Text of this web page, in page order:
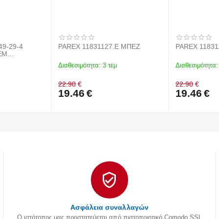
29-4
PAREX 11831127.E ΜΠΕΖ
Διαθεσιμότητα: 3 τεμ
22.90 €
19.46 €
PAREX
Διαθεσιμότητα:
22.90 €
19.46 €
Ασφάλεια συναλλαγών
Ο ιστότοπος μας προστατεύεται από πιστοποιητικό Comodo SSL